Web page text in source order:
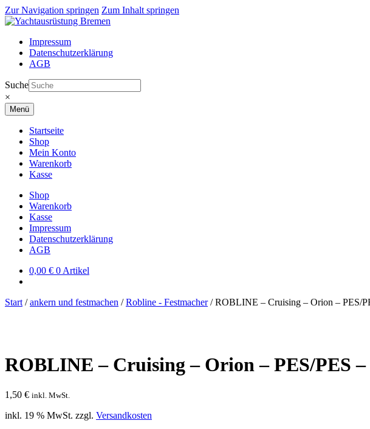
Zur Navigation springen Zum Inhalt springen
Impressum
Datenschutzerklärung
AGB
Suche
×
Menü
Startseite
Shop
Mein Konto
Warenkorb
Kasse
Shop
Warenkorb
Kasse
Impressum
Datenschutzerklärung
AGB
0,00 € 0 Artikel
Start /ankern und festmachen /Robline - Festmacher/ROBLINE – Cruising – Orion – PES/
ROBLINE – Cruising – Orion – PES/PES
1,50 € inkl. MwSt.
inkl. 19 % MwSt. zzgl. Versandkosten